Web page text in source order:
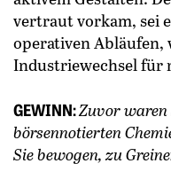
vertraut vorkam, sei
operativen Abläufen,
Industriewechsel für
GEWINN:Zuvor waren
börsennotierten
Sie bewogen, zu